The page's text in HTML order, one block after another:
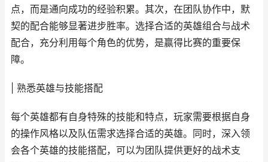
点，而是通向成功的经验积累。其次，在团队协作中，默
契的配合能够显著进步胜率。选择合适的英雄组合与战术
配合，充分利用每个角色的优势，是赢得比赛的重要保
障。
| 熟悉英雄与技能搭配
每个英雄都有自身特殊的技能和特点，玩家需要根据自身
的操作风格以及队伍需求选择合适的英雄。同时，深入领
会各个英雄的技能搭配，可以为团队提供更好的战术支